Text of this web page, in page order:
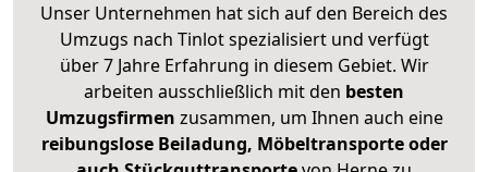
Unser Unternehmen hat sich auf den Bereich des
Umzugs nach Tinlot spezialisiert und verfügt
über 7 Jahre Erfahrung in diesem Gebiet. Wir
arbeiten ausschließlich mit den besten
Umzugsfirmen zusammen, um Ihnen auch eine
reibungslose Beiladung, Möbeltransporte oder